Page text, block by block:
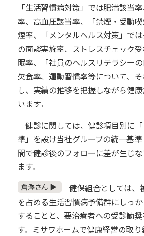
「生活習慣病対策」では肥満該当
率、高血圧該当率、「禁煙・受動
煙率、「メンタルヘルス対策」で
の面談実施率、ストレスチェック
眠率、「社員のヘルスリテラシー
欠食率、運動習慣率等について、
し、実績の推移を把握しながら健
います。
健診に関しては、健診項目別に
準」を設け当社グループの統一基
間で健診後のフォローに差が生じ
ます。
倉澤さん ▶
健保組合としては、
を占める生活習慣病予備群にしっ
することと、要治療者への受診勧
す。ミサワホームで健康経営の取り